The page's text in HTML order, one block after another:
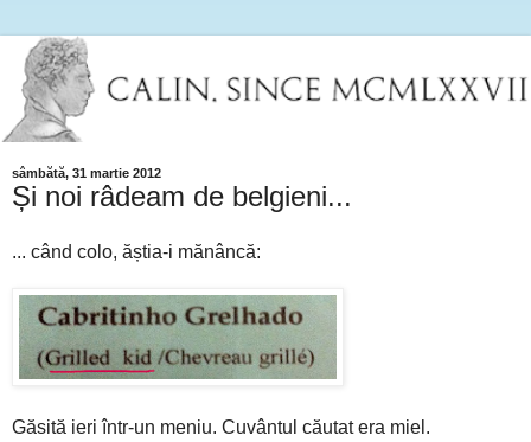
sâmbătă, 31 martie 2012
Și noi râdeam de belgieni...
... când colo, ăștia-i mănâncă:
Găsită ieri într-un meniu. Cuvântul căutat era miel.